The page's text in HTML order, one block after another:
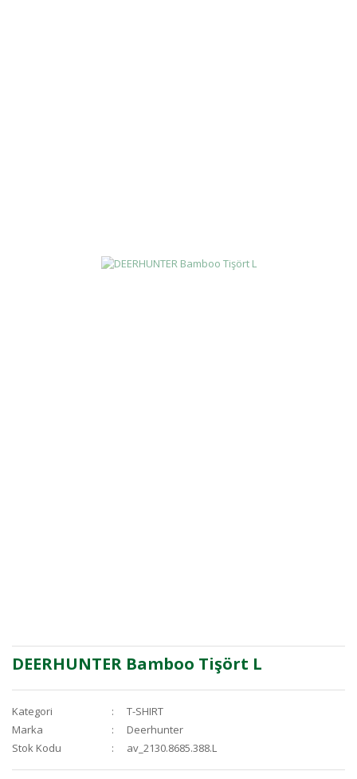
DEERHUNTER Bamboo Tişört L
Kategori
T-SHIRT
Marka
Deerhunter
Stok Kodu
av_2130.8685.388.L